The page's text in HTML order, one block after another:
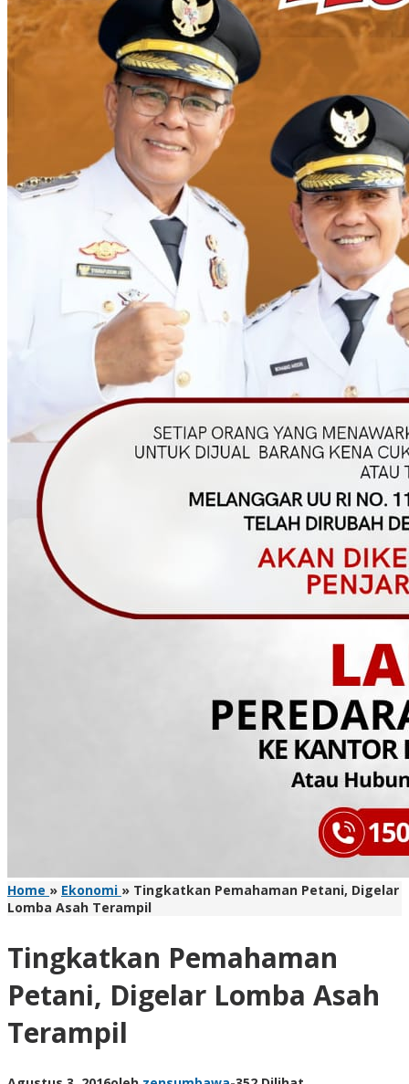
Home » Ekonomi » Tingkatkan Pemahaman Petani, Digelar
Lomba Asah Terampil
Tingkatkan Pemahaman
Petani, Digelar Lomba Asah
Terampil